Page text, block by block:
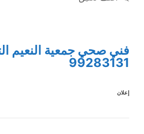
فني صحي جمعية النعيم
99283131
إعلان